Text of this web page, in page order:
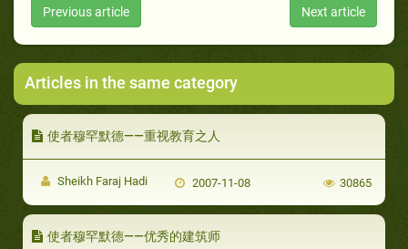
Previous article Next article
Articles in the same category
使者穆罕默德——重视教育之人
Sheikh Faraj Hadi 2007-11-08 30865
使者穆罕默德——优秀的建筑师